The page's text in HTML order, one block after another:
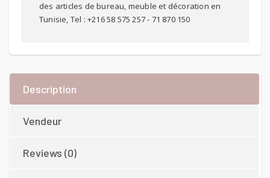
des articles de bureau, meuble et décoration en
Tunisie, Tel : +216 58 575 257 - 71 870 150
Description
Vendeur
Reviews (0)